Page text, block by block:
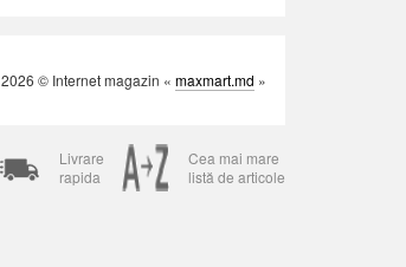
2026 © Internet magazin « maxmart.md »
Livrare
rapida
Cea mai mare
listă de articole